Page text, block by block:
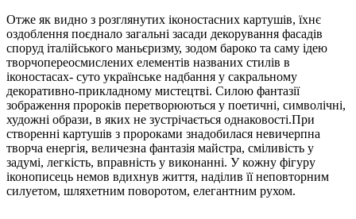
Отже як видно з розглянутих іконостасних картушів, їхнє
оздоблення поєднало загальні засади декорування фасадів
споруд італійського маньєризму, зодом бароко та саму ідею
творчопереосмислених елементів названих стилів в
іконостасах- суто українське надбання у сакральному
декоративно-прикладному мистецтві. Силою фантазії
зображення пророків перетворюються у поетичні, символічні,
художні образи, в яких не зустрічається однаковості.При
створенні картушів з пророками знадобилася невичерпна
творча енергія, величезна фантазія майстра, сміливість у
задумі, легкість, вправність у виконанні. У кожну фігуру
іконописець немов вдихнув життя, наділив її неповторним
силуетом, шляхетним поворотом, елегантним рухом.